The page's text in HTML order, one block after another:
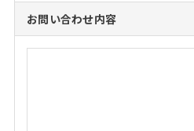
お問い合わせ内容